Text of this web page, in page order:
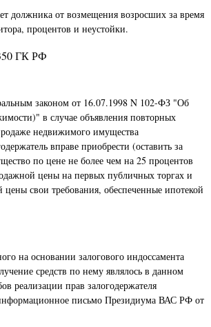
должника от возмещения возросших за время
процентов и неустойки.
ГК РФ
законом от 16.07.1998 N 102-ФЗ "Об
в случае объявления повторных
недвижимого имущества
вправе приобрести (оставить за
по цене не более чем на 25 процентов
цены на первых публичных торгах и
цены свои требования, обеспеченные ипотекой
на основании залогового индоссамента
средств по нему являлось в данном
реализации прав залогодержателя
письмо Президиума ВАС РФ от